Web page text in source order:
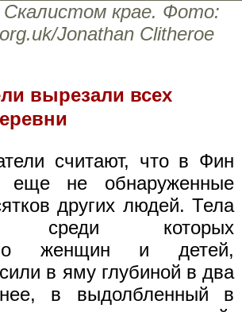
крае. Фото:
Jonathan Clitheroe
вырезали всех
считают, что в Фин
еще не обнаруженные
других людей. Тела
среди которых
женщин и детей,
в яму глубиной в два
в выдолбленный в